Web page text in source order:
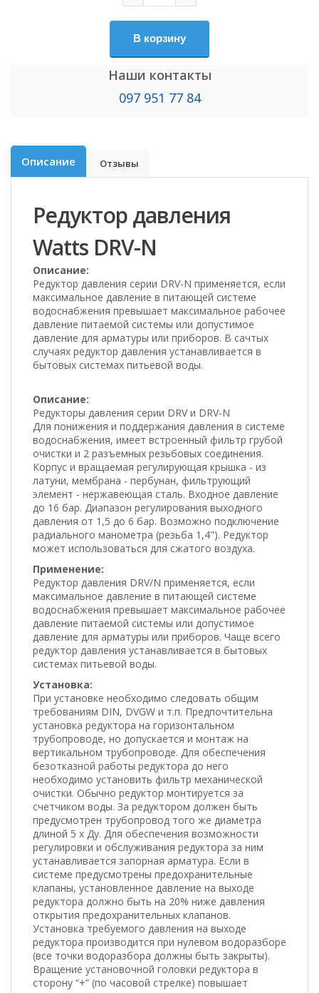
В корзину
Наши контакты
097 951 77 84
Описание Отзывы
Редуктор давления
Watts DRV-N
Описание:
Редуктор давления серии DRV-N применяется, если
максимальное давление в питающей системе
водоснабжения превышает максимальное рабочее
давление питаемой системы или допустимое
давление для арматуры или приборов. В сачтых
случаях редуктор давления устанавливается в
бытовых системах питьевой воды.
Описание:
Редукторы давления серии DRV и DRV-N
Для понижения и поддержания давления в системе
водоснабжения, имеет встроенный фильтр грубой
очистки и 2 разъемных резьбовых соединения.
Корпус и вращаемая регулирующая крышка - из
латуни, мембрана - пербунан, фильтрующий
элемент - нержавеющая сталь. Входное давление
до 16 бар. Диапазон регулирования выходного
давления от 1,5 до 6 бар. Возможно подключение
радиального манометра (резьба 1,4"). Редуктор
может использоваться для сжатого воздуха.
Применение:
Редуктор давления DRV/N применяется, если
максимальное давление в питающей системе
водоснабжения превышает максимальное рабочее
давление питаемой системы или допустимое
давление для арматуры или приборов. Чаще всего
редуктор давления устанавливается в бытовых
системах питьевой воды.
Установка:
При установке необходимо следовать общим
требованиям DIN, DVGW и т.п. Предпочтительна
установка редуктора на горизонтальном
трубопроводе, но допускается и монтаж на
вертикальном трубопроводе. Для обеспечения
безотказной работы редуктора до него
необходимо установить фильтр механической
очистки. Обычно редуктор монтируется за
счетчиком воды. За редуктором должен быть
предусмотрен трубопровод того же диаметра
длиной 5 х Ду. Для обеспечения возможности
регулировки и обслуживания редуктора за ним
устанавливается запорная арматура. Если в
системе предусмотрены предохранительные
клапаны, установленное давление на выходе
редуктора должно быть на 20% ниже давления
открытия предохранительных клапанов.
Установка требуемого давления на выходе
редуктора производится при нулевом водоразборе
(все точки водоразбора должны быть закрыты).
Вращение установочной головки редуктора в
сторону “+” (по часовой стрелке) повышает